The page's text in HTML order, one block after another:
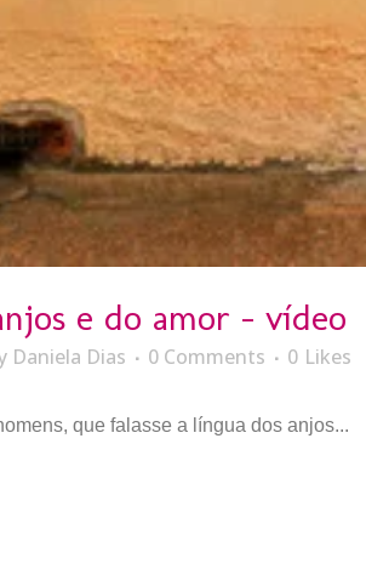
e do amor – vídeo
Daniela Dias 0 Comments 0 Likes
que falasse a língua dos anjos...